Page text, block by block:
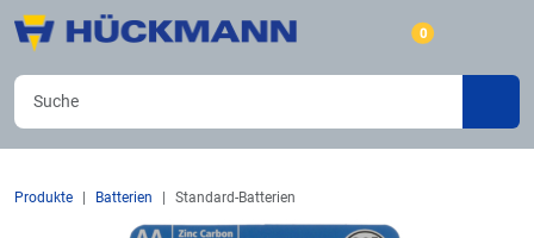
0
Produkte Batterien Standard-Batterien